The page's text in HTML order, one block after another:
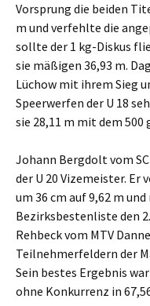
Vorsprung die beiden
m und verfehlte die
sollte der 1 kg-Diskus
sie mäßigen 36,93 m.
Lüchow mit ihrem Sieg
Speerwerfen der U 18
sie 28,11 m mit dem 500
Johann Bergdolt vom
der U 20 Vizemeister. Er
um 36 cm auf 9,62 m
Bezirksbestenliste den
Rehbeck vom MTV
Teilnehmerfeldern der
Sein bestes Ergebnis
ohne Konkurrenz in